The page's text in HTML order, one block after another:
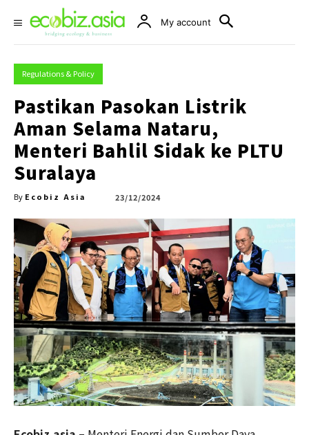
My account
Regulations & Policy
Pastikan Pasokan Listrik
Aman Selama Nataru,
Menteri Bahlil Sidak ke PLTU
Suralaya
By Ecobiz Asia 23/12/2024